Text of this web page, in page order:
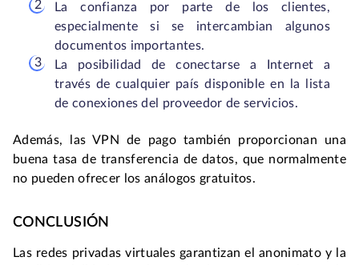
La confianza por parte de los clientes,
especialmente si se intercambian algunos
documentos importantes.
La posibilidad de conectarse a Internet a
través de cualquier país disponible en la lista
de conexiones del proveedor de servicios.
Además, las VPN de pago también proporcionan una
buena tasa de transferencia de datos, que normalmente
no pueden ofrecer los análogos gratuitos.
CONCLUSIÓN
Las redes privadas virtuales garantizan el anonimato y la